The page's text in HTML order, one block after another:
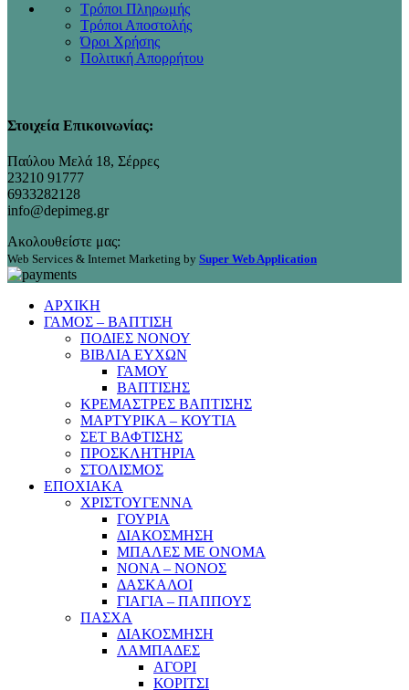
Τρόποι Πληρωμής
Τρόποι Αποστολής
Όροι Χρήσης
Πολιτική Απορρήτου
Στοιχεία Επικοινωνίας:
Παύλου Μελά 18, Σέρρες
23210 91777
6933282128
info@depimeg.gr
Ακολουθείστε μας:
Web Services & Internet Marketing by Super Web Application
ΑΡΧΙΚΗ
ΓΑΜΟΣ – ΒΑΠΤΙΣΗ
ΠΟΔΙΕΣ ΝΟΝΟΥ
ΒΙΒΛΙΑ ΕΥΧΩΝ
ΓΑΜΟΥ
ΒΑΠΤΙΣΗΣ
ΚΡΕΜΑΣΤΡΕΣ ΒΑΠΤΙΣΗΣ
ΜΑΡΤΥΡΙΚΑ – ΚΟΥΤΙΑ
ΣΕΤ ΒΑΦΤΙΣΗΣ
ΠΡΟΣΚΛΗΤΗΡΙΑ
ΣΤΟΛΙΣΜΟΣ
ΕΠΟΧΙΑΚΑ
ΧΡΙΣΤΟΥΓΕΝΝΑ
ΓΟΥΡΙΑ
ΔΙΑΚΟΣΜΗΣΗ
ΜΠΑΛΕΣ ΜΕ ΟΝΟΜΑ
ΝΟΝΑ – ΝΟΝΟΣ
ΔΑΣΚΑΛΟΙ
ΓΙΑΓΙΑ – ΠΑΠΠΟΥΣ
ΠΑΣΧΑ
ΔΙΑΚΟΣΜΗΣΗ
ΛΑΜΠΑΔΕΣ
ΑΓΟΡΙ
ΚΟΡΙΤΣΙ